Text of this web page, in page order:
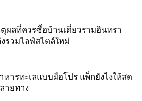
ตุผลที่ควรซื้อบ้านเดี่ยวรามอินทรา
รวมไลฟ์สไตล์ใหม่
หารทะเลแบบมือโปร แพ็กยังไงให้สด
ายทาง